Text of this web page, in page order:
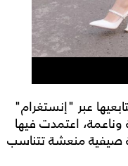
عبر "إنستغرام"
اعتمدت فيها
صيفية منعشة تتناسب